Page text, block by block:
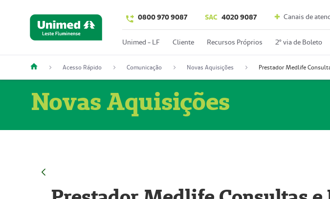
0800 970 9087 SAC 4020 9087 Canais de
Unimed - LF Cliente Recursos Próprios 2º via de Boleto
Acesso Rápido Comunicação Novas Aquisições
Novas Aquisições